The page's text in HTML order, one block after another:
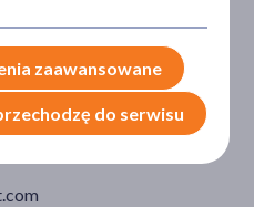
SP. Z O.O.
zaawansowane
do serwisu